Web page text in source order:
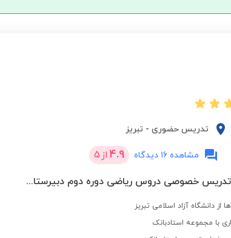
تدریس حضوری - تبریز
مشاهده 16 دیدگاه 4.9 از 5
بیش از 17 سال تدریس خصوصی دروس ریاضی دوره دوم دبیرستان در موسسات غیر دولتی و عضو هیات علمی دانشگاه ازاد
از دانشگاه آزاد اسلامی تبریز
با مجموعه استادبانک